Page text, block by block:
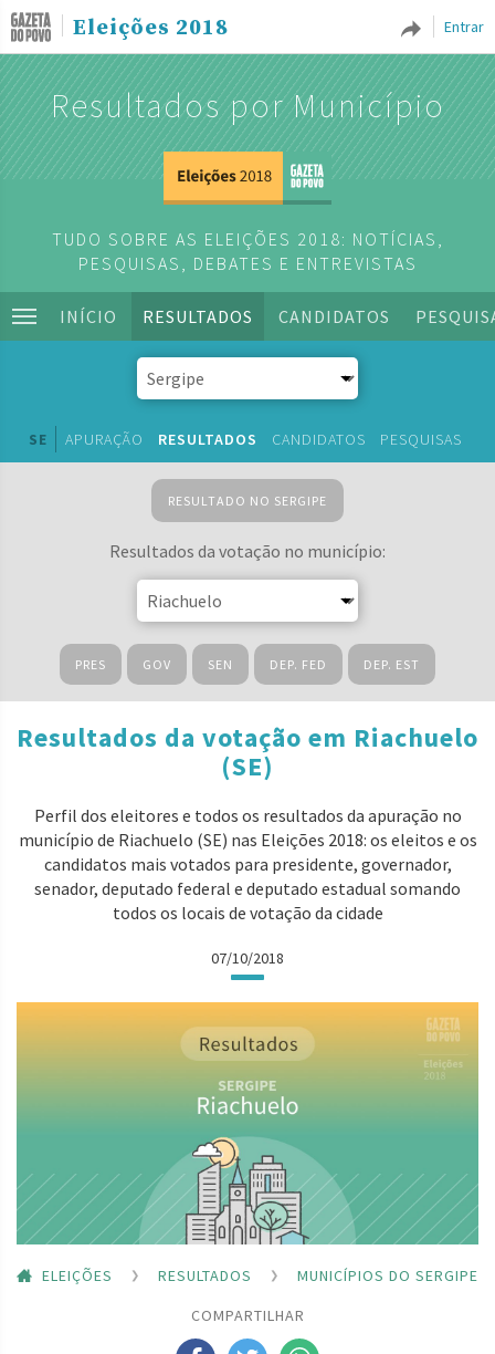
Entrar
Eleições 2018
Resultados por Município
TUDO SOBRE AS ELEIÇÕES 2018: NOTÍCIAS,
PESQUISAS, DEBATES E ENTREVISTAS
INÍCIO RESULTADOS CANDIDATOS
SE APURAÇÃO RESULTADOS CANDIDATOS PESQUISAS
RESULTADO NO SERGIPE
Resultados da votação no município:
PRES GOV SEN DEP. FED DEP. EST
Resultados da votação em Riachuelo
(SE)
Perfil dos eleitores e todos os resultados da apuração no
município de Riachuelo (SE) nas Eleições 2018: os eleitos e os
candidatos mais votados para presidente, governador,
senador, deputado federal e deputado estadual somando
todos os locais de votação da cidade
07/10/2018
ELEIÇÕES RESULTADOS
MUNICÍPIOS DO SERGIPE
COMPARTILHAR